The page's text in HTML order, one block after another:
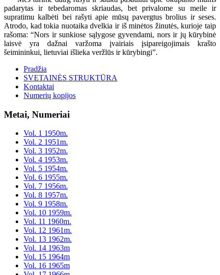
padarytas ir tebedaromas skriaudas, bet privalome su meile ir
supratimu kalbėti bei rašyti apie mūsų pavergtus brolius ir seses.
Atrodo, kad tokia nuotaika dvelkia ir iš minėtos žinutės, kurioje taip
rašoma: “Nors ir sunkiose sąlygose gyvendami, nors ir jų kūrybinė
laisvė yra dažnai varžoma įvairiais įsipareigojimais krašto
šeimininkui, lietuviai išlieka veržlūs ir kūrybingi”.
Pradžia
SVETAINĖS STRUKTŪRA
Kontaktai
Numerių kopijos
Metai, Numeriai
Vol. 1 1950m.
Vol. 2 1951m.
Vol. 3 1952m.
Vol. 4 1953m.
Vol. 5 1954m.
Vol. 6 1955m.
Vol. 7 1956m.
Vol. 8 1957m.
Vol. 9 1958m.
Vol. 10 1959m.
Vol. 11 1960m.
Vol. 12 1961m.
Vol. 13 1962m.
Vol. 14 1963m
Vol. 15 1964m
Vol. 16 1965m